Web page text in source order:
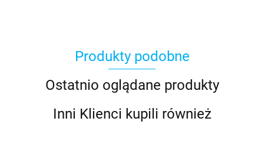
Basic Fun
Produkty podobne
Ostatnio oglądane produkty
Inni Klienci kupili również